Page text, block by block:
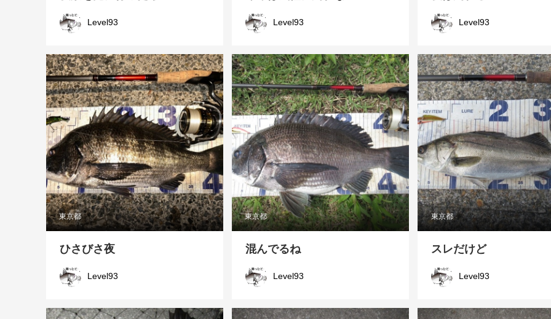
Level93 Level93 Level93
東京都
ひさびさ夜
Level93
東京都
混んでるね
Level93
東京都
スレだけど
Level93